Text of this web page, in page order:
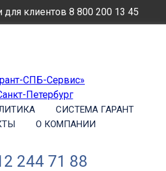
для клиентов 8 800 200 13 45
СИСТЕМА ГАРАНТ
О КОМПАНИИ
244 71 88